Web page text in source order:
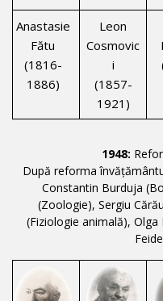
Anastasie
Fătu
(1816-
1886)
Leon
Cosmovic
i
(1857-
1921)
1948:
După reforma
Constantin Burduja
(Zoologie), Sergiu
(Fiziologie animală),